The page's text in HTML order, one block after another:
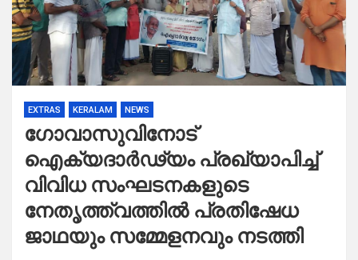
EXTRAS KERALAM NEWS
ഗോവാസുവിനോട്
ഐക്യദാർഢ്യം പ്രഖ്യാപിച്ച്
വിവിധ സംഘടനകളുടെ
നേതൃത്ത്വത്തിൽ പ്രതിഷേധ
ജാഥയും സമ്മേളനവും നടത്തി